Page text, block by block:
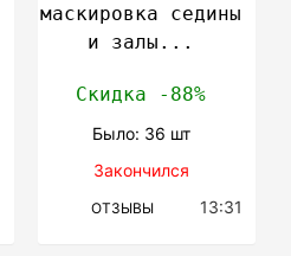
маскировка седины
и залы...
Скидка -88%
Было: 36 шт
Закончился
ОТЗЫВЫ 13:31